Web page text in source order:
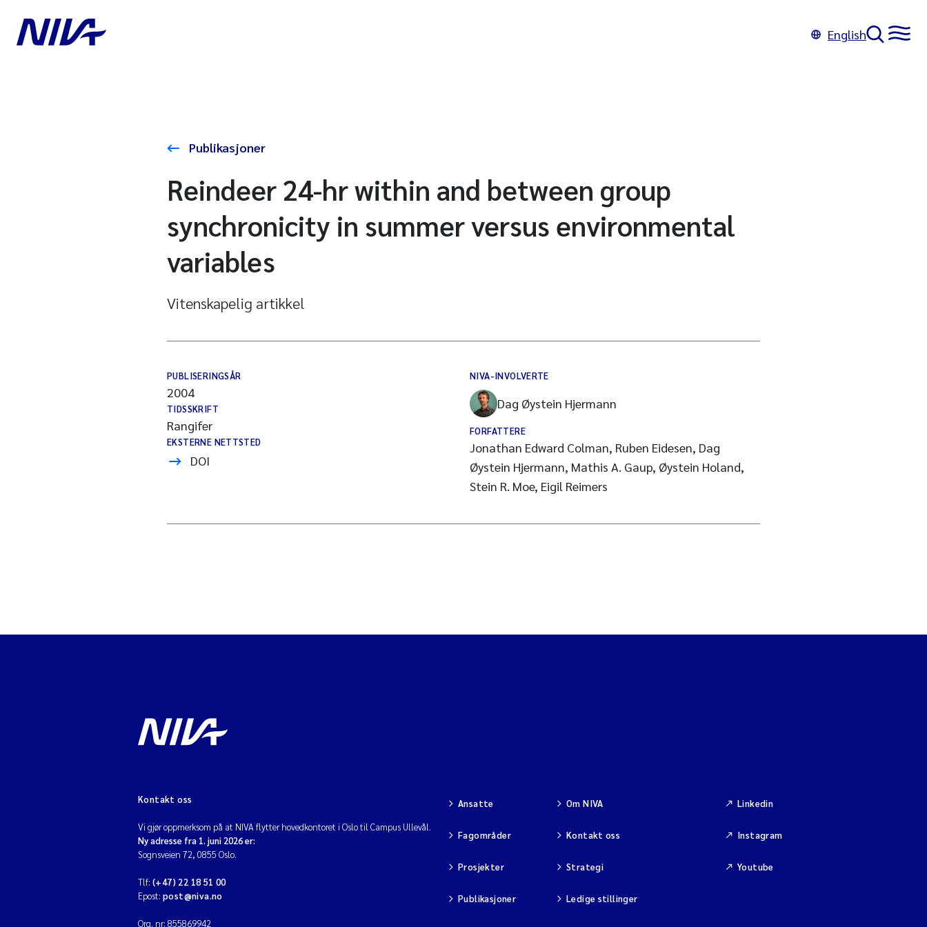
English
Publikasjoner
Reindeer 24-hr within and between group
synchronicity in summer versus environmental
variables
Vitenskapelig artikkel
PUBLISERINGSÅR
2004
TIDSSKRIFT
Rangifer
EKSTERNE NETTSTED
DOI
NIVA-INVOLVERTE
Dag Øystein Hjermann
FORFATTERE
Jonathan Edward Colman, Ruben Eidesen, Dag
Øystein Hjermann, Mathis A. Gaup, Øystein Holand,
Stein R. Moe, Eigil Reimers
Kontakt oss
Vi gjør oppmerksom på at NIVA flytter hovedkontoret i Oslo til Campus Ullevål.
Ny adresse fra 1. juni 2026 er:
Sognsveien 72, 0855 Oslo.
Tlf: (+47) 22 18 51 00
Epost: post@niva.no
Org. nr: 855869942
Ansatte
Fagområder
Prosjekter
Publikasjoner
Om NIVA
Kontakt oss
Strategi
Ledige stillinger
Linkedin
Instagram
Youtube